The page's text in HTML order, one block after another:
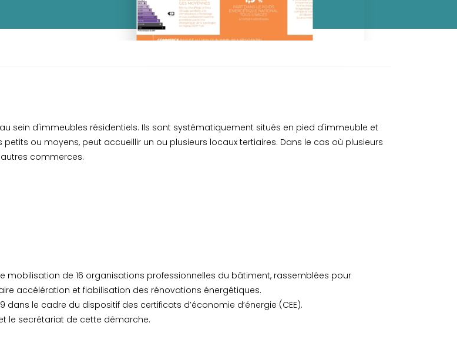
sein d'immeubles résidentiels. Ils sont systématiquement situés en pied d'immeuble et
ou moyens, peut accueillir un ou plusieurs locaux tertiaires. Dans le cas où plusieurs
commerces.
mobilisation de 16 organisations professionnelles du bâtiment, rassemblées pour
accélération et fiabilisation des rénovations énergétiques.
le cadre du dispositif des certificats d’économie d’énergie (CEE).
le secrétariat de cette démarche.